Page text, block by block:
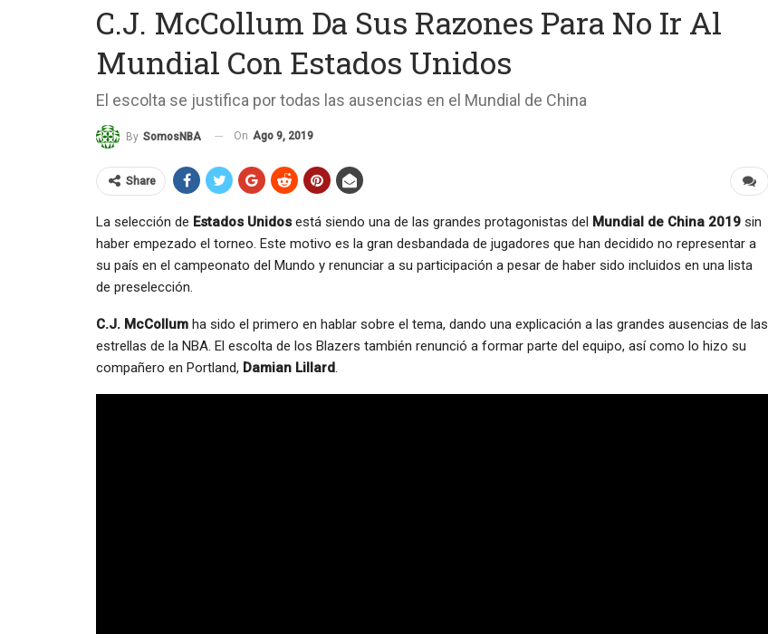
C.J. McCollum Da Sus Razones Para No Ir Al
Mundial Con Estados Unidos
El escolta se justifica por todas las ausencias en el Mundial de China
By SomosNBA On Ago 9, 2019
Share
La selección de Estados Unidos está siendo una de las grandes protagonistas del Mundial de China 2019 sin
haber empezado el torneo. Este motivo es la gran desbandada de jugadores que han decidido no representar a
su país en el campeonato del Mundo y renunciar a su participación a pesar de haber sido incluidos en una lista
de preselección.
C.J. McCollum ha sido el primero en hablar sobre el tema, dando una explicación a las grandes ausencias de las
estrellas de la NBA. El escolta de los Blazers también renunció a formar parte del equipo, así como lo hizo su
compañero en Portland, Damian Lillard